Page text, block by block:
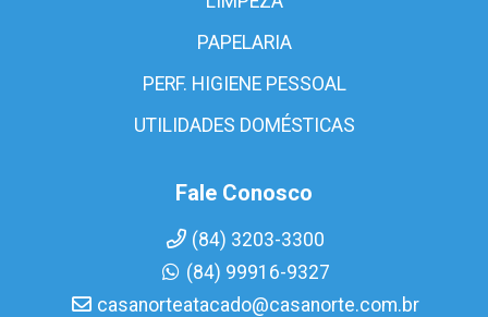
PAPELARIA
PERF. HIGIENE PESSOAL
UTILIDADES DOMÉSTICAS
Fale Conosco
(84) 3203-3300
(84) 99916-9327
casanorteatacado@casanorte.com.br